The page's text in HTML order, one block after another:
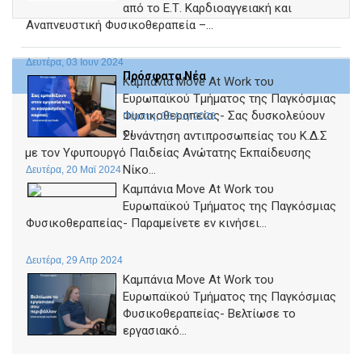
από το Ε.Τ. Καρδιοαγγειακή και
Αναπνευστική Φυσικοθεραπεία –...
Δευτέρα, 03 Ιουν 2024
Καμπάνια Move At Work του
Ευρωπαϊκού Τμήματος της Παγκόσμιας
Φυσικοθεραπείας- Σας δυσκολεύουν
οι...
Δευτέρα, 20 Μαϊ 2024
Καμπάνια Move At Work του
Ευρωπαϊκού Τμήματος της Παγκόσμιας
Φυσικοθεραπείας- Παραμείνετε εν κινήσει...
Δευτέρα, 29 Απρ 2024
Καμπάνια Move At Work του
Ευρωπαϊκού Τμήματος της Παγκόσμιας
Φυσικοθεραπείας- Βελτίωσε το
εργασιακό...
Πρόσφατα Νέα
Πέμπτη, 06 Αυγ 2026
Συνάντηση αντιπροσωπείας του Κ.Δ.Σ
με τον Υφυπουργό Παιδείας Ανώτατης Εκπαίδευσης
Νίκο...